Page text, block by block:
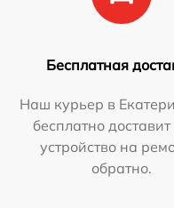
Бесплатная
Наш курьер в
бесплатно
устройство на
обратно.